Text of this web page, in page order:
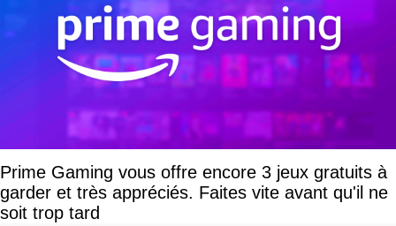
Prime Gaming vous offre encore 3 jeux gratuits à
garder et très appréciés. Faites vite avant qu'il ne
soit trop tard